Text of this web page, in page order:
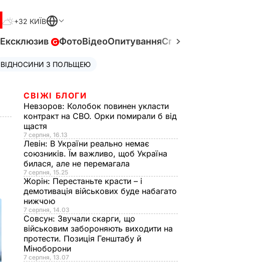
+32 КИЇВ
Ексклюзив ФотоВідеоОпитуванняСпецпроєкти
ВІДНОСИНИ З ПОЛЬЩЕЮ
СВІЖІ БЛОГИ
Невзоров: Колобок повинен укласти
контракт на СВО. Орки помирали б від
щастя
7 серпня, 16.13
Левін: В України реально немає
союзників. Їм важливо, щоб Україна
билася, але не перемагала
7 серпня, 15.25
Жорін: Перестаньте красти – і
демотивація військових буде набагато
нижчою
7 серпня, 14.03
Совсун: Звучали скарги, що
військовим забороняють виходити на
протести. Позиція Генштабу й
Міноборони
7 серпня, 13.07